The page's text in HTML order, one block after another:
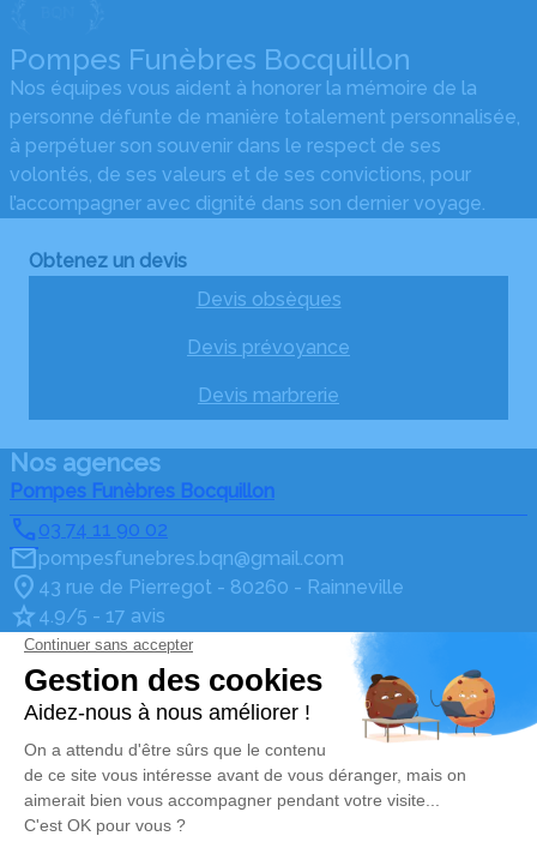
Pompes Funèbres Bocquillon
Nos équipes vous aident à honorer la mémoire de la
personne défunte de manière totalement personnalisée,
à perpétuer son souvenir dans le respect de ses
volontés, de ses valeurs et de ses convictions, pour
l’accompagner avec dignité dans son dernier voyage.
Obtenez un devis
Devis obsèques
Devis prévoyance
Devis marbrerie
Nos agences
Pompes Funèbres Bocquillon
03 74 11 90 02
pompesfunebres.bqn@gmail.com
43 rue de Pierregot - 80260 - Rainneville
4.9/5 - 17 avis
Pompes Funèbres Bocquillon
03 74 11 90 02
12 Route nationale - 80370 - Bernaville
4.7/5 - 7 avis
Pompes Funèbres Bocquillon